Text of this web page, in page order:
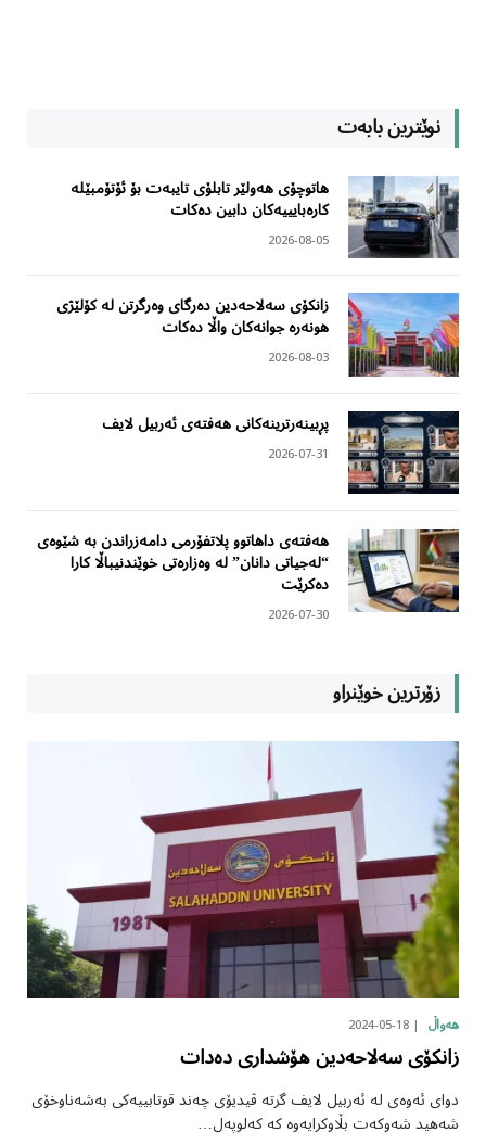
نوێترین بابەت
هاتوچۆی هەولێر تابلۆی تایبەت بۆ ئۆتۆمبێلە
کارەبایییەکان دابین دەکات
2026-08-05
زانکۆی سەلاحەدین دەرگای وەرگرتن لە کۆلێژی
هونەرە جوانەکان واڵا دەکات
2026-08-03
پڕبینەرترینەکانی هەفتەی ئەربیل لایف
2026-07-31
هەفتەی داهاتوو پلاتفۆرمی دامەزراندن بە شێوەی
“لەجیاتی دانان” لە وەزارەتی خوێندنیباڵا کارا
دەکرێت
2026-07-30
زۆرترین خوێنراو
هەواڵ 2024-05-18
زانکۆی سەلاحەدین هۆشداری دەدات
دوای ئەوەی لە ئەربیل لایف گرتە ڤیدیۆی چەند قوتابییەکی بەشەناوخۆی
شەهید شەوکەت بڵاوکرایەوە کە کەلوپەل…